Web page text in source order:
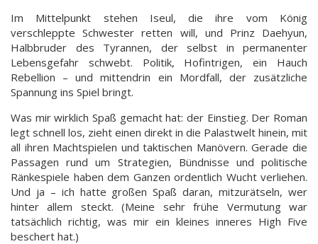
Im Mittelpunkt stehen Iseul, die ihre vom König
verschleppte Schwester retten will, und Prinz Daehyun,
Halbbruder des Tyrannen, der selbst in permanenter
Lebensgefahr schwebt. Politik, Hofintrigen, ein Hauch
Rebellion – und mittendrin ein Mordfall, der zusätzliche
Spannung ins Spiel bringt.
Was mir wirklich Spaß gemacht hat: der Einstieg. Der Roman
legt schnell los, zieht einen direkt in die Palastwelt hinein, mit
all ihren Machtspielen und taktischen Manövern. Gerade die
Passagen rund um Strategien, Bündnisse und politische
Ränkespiele haben dem Ganzen ordentlich Wucht verliehen.
Und ja – ich hatte großen Spaß daran, mitzurätseln, wer
hinter allem steckt. (Meine sehr frühe Vermutung war
tatsächlich richtig, was mir ein kleines inneres High Five
beschert hat.)